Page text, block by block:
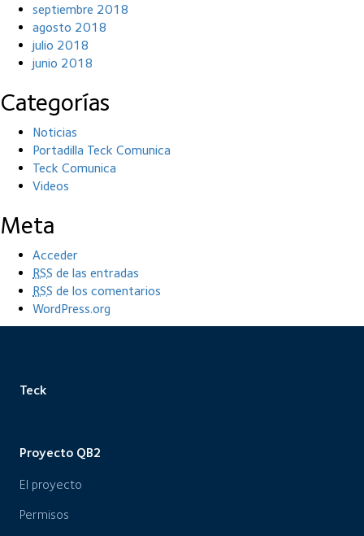
septiembre 2018
agosto 2018
julio 2018
junio 2018
Categorías
Noticias
Portadilla Teck Comunica
Teck Comunica
Videos
Meta
Acceder
RSS de las entradas
RSS de los comentarios
WordPress.org
Teck
Proyecto QB2
El proyecto
Permisos